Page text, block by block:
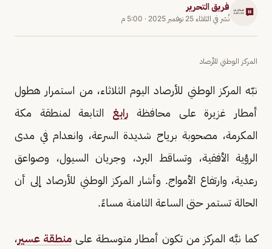
فريق التحرير
نُشر في الثلاثاء 25 نوفمبر 2025 · 5:00 م
المركز الوطني للأرصاد
نبّه المركز الوطني للأرصاد اليوم الثلاثاء، من استمرار هطول
أمطار غزيرة على محافظة رابغ التابعة لمنطقة مكة
المكرمة، مصحوبة برياح شديدة السرعة، وانعدام في مدى
الرؤية الأفقية، وتساقط البرد، وجريان السيول، وصواعق
رعدية، وارتفاع الأمواج. وأشار المركز الوطني للأرصاد إلى أن
الحالة تستمر حتى الساعة الثامنة مساءً.
كما نبَّه المركز من تكون أمطار متوسطة على منطقة عسير،